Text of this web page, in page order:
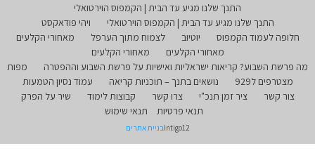
התנך שלנו מגיע עד הבית | הקמפוס הוירטואלי
התנך שלנו מגיע עד הבית | הקמפוס הוירטואלי
ויהי פודאקסט
חלופה לעמוד הקמפוס
יוטיוב לצמוח מתוך הערפל
מאחורי הקלעים
מאחורי הקלעים
מאחורי הקלעים
מה פרשת השבוע? קריאות ישראליות ואישיות על פרשת השבוע וההפטרה
מפות
מצטרפים ל929
נושאים בתנך – תוכניות קריאה
עמוד נסיון הטמעות
צור קשר
ציר זמן תנכ"י צרו קשר קבוצות לימוד
שיר על הפרק
תנאי פרטיות
תנאי שימוש
Intigo12בניית אתרים